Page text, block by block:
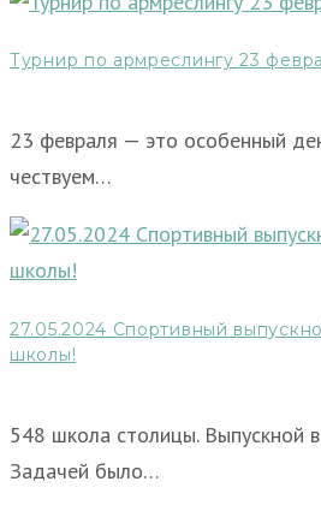
Турнир по армреслингу 23
23 февраля — это особенный
чествуем…
27.05.2024 Спортивный
школы!
548 школа столицы. Выпускной
Задачей было…